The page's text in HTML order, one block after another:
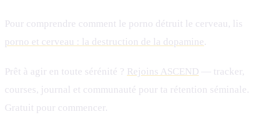
Pour comprendre comment le porno détruit le cerveau, lis
porno et cerveau : la destruction de la dopamine.
Prêt à agir en toute sérénité ? Rejoins ASCEND — tracker,
courses, journal et communauté pour ta rétention séminale.
Gratuit pour commencer.